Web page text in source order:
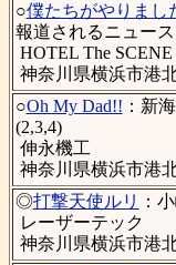
○僕たちがやりまし
報道されるニュー
HOTEL The SCENE
神奈川県横浜市港
○Oh My Dad!! ：新
(2,3,4)
伸永機工
神奈川県横浜市港
◎打撃天使ルリ
：
レーザーテック
神奈川県横浜市港